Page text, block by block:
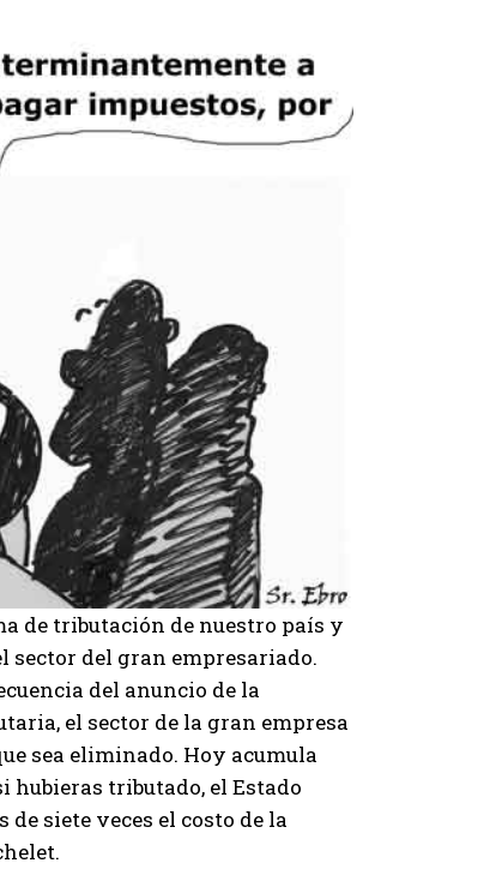
de tributación de nuestro país y
sector del gran empresariado.
del anuncio de la
el sector de la gran empresa
sea eliminado. Hoy acumula
hubieras tributado, el Estado
de siete veces el costo de la